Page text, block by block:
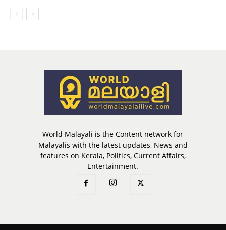
World Malayali is the Content network for
Malayalis with the latest updates, News and
features on Kerala, Politics, Current Affairs,
Entertainment.